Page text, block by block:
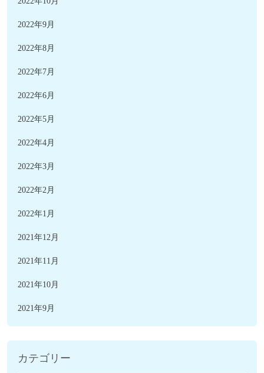
2022年9月
2022年8月
2022年7月
2022年6月
2022年5月
2022年4月
2022年3月
2022年2月
2022年1月
2021年12月
2021年11月
2021年10月
2021年9月
カテゴリー